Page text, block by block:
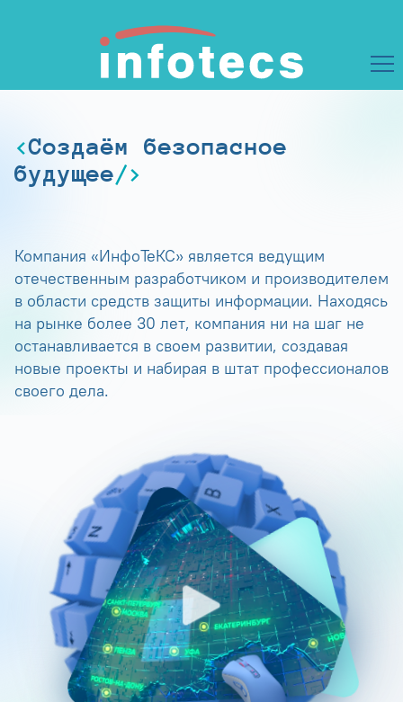
Создаём безопасное
будущее
Компания «ИнфоТеКС» является ведущим
отечественным разработчиком и производителем
в области средств защиты информации. Находясь
на рынке более 30 лет, компания ни на шаг не
останавливается в своем развитии, создавая
новые проекты и набирая в штат профессионалов
своего дела.